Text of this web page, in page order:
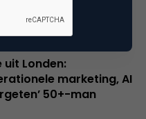
en urgenter dan
uit Londen:
marketing, AI
50+-man